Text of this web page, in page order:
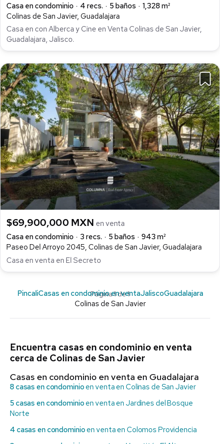
Casa en condominio
4 recs. 5 baños
1,328 m²
Colinas de San Javier, Guadalajara
Casa en con Alberca y Cine en Venta Colinas de San Javier,
Guadalajara, Jalisco.
$69,900,000 MXN en venta
Casa en condominio
3 recs. 5 baños
943 m²
Paseo Del Arroyo 2045, Colinas de San Javier, Guadalajara
Casa en venta en El Secreto
Página 1 de 1
PincaliCasas en condominio en ventaJaliscoGuadalajara
Colinas de San Javier
Encuentra casas en condominio en venta
cerca de Colinas de San Javier
Casas en condominio en venta en Guadalajara
8 casas en condominio en venta en Colinas de San Javier
5 casas en condominio en venta en Jardines del Bosque
Norte
4 casas en condominio en venta en Colomos Providencia